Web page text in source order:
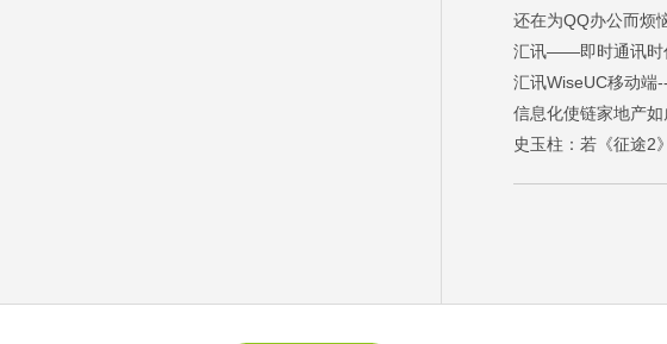
还在为QQ办公而烦
汇讯——即时通讯时
汇讯WiseUC移动端
信息化使链家地产如
史玉柱：若《征途2